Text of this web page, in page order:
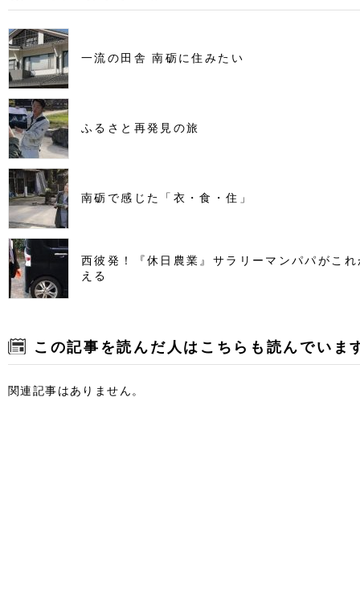
一流の田舎 南砺に住みたい
ふるさと再発見の旅
南砺で感じた「衣・食・住」
西彼発！『休日農業』サラリーマンパパがこ
える
この記事を読んだ人はこちらも読んでいま
関連記事はありません。